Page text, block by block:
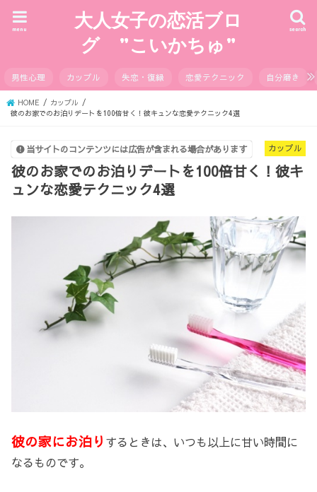
大人女子の恋活ブロ
グ ”こいかちゅ”
search
menu
男性心理 カップル 失恋・復縁 恋愛テクニック 自分磨き
HOME
カップル
彼のお家でのお泊りデートを100倍甘く！彼キュンな恋愛テクニック4選
カップル
当サイトのコンテンツには広告が含まれる場合があります
彼のお家でのお泊りデートを100倍甘く！彼キ
ュンな恋愛テクニック4選
彼の家にお泊り するときは、いつも以上に甘い時間に
なるものです。